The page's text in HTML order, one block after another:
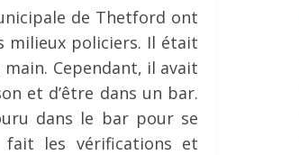
de Thetford ont
milieux policiers. Il était
Cependant, il avait
et d’être dans un bar.
dans le bar pour se
les vérifications et